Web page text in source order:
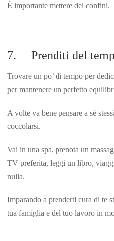
È importante mettere dei confini.
7. Prenditi del
Trovare un po’ di tempo per
per mantenere un perfetto
A volte va bene pensare a sé
coccolarsi.
Vai in una spa, prenota un
TV preferita, leggi un libro,
nulla.
Imparando a prenderti cura di te
tua famiglia e del tuo lavoro in